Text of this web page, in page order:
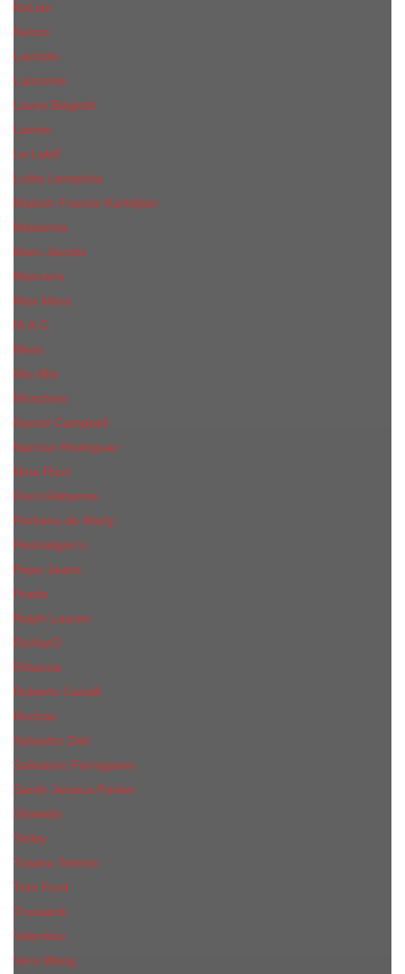
КиLian
Kenzo
Lacoste
Lancome
Laura Biagiotti
Lanvin
Lе Lab0
Lolita Lempicka
Maison Francis Kurkdjian
Madonna
Marc Jacobs
Mancera
Max Mara
M.А.C.
Mexx
Miu Miu
Mоsсhino
Naomi Campbell
Narciso Rodriguez
Nina Ricci
Paco Rabanne
Parfums de Marly
Penhaligon's
Pepe Jeans
Prada
Ralph Lauren
RicHarD
Rihanna
Roberto Cavalli
Rochas
Salvador Dali
Salvatore Ferragamo
Sarah Jessica Parker
Shiseido
Sisley
Tiziana Terenzi
Tom Ford
Trussardi
Valentino
Vera Wang